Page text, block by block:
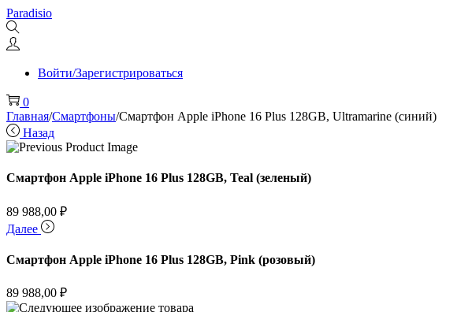
Перейти
к
навигации
Перейти
к
содержимому
Paradisio
Войти/Зарегистрироваться
0
Главная/Смартфоны/Смартфон Apple iPhone 16 Plus 128GB, Ultramarine (синий)
Назад
Смартфон Apple iPhone 16 Plus 128GB, Teal (зеленый)
89 988,00 ₽
Далее
Смартфон Apple iPhone 16 Plus 128GB, Pink (розовый)
89 988,00 ₽